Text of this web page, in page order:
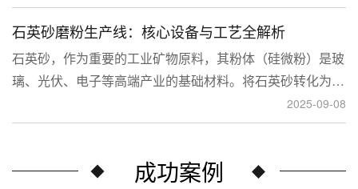
裹金或与特定矿物共生的金流失到尾矿中，造成了巨大的经
济损失。
石英砂磨粉生产线：核心设备与工艺全解析
石英砂，作为重要的工业矿物原料，其粉体（硅微粉）是玻
璃、光伏、电子等高端产业的基础材料。将石英砂转化为高
附加值的粉体，离不开一套专业的石英砂磨粉成套设备。本
文将从设备、工艺到应用，为您全面解析这条生产线。
2025-09-08
成功案例